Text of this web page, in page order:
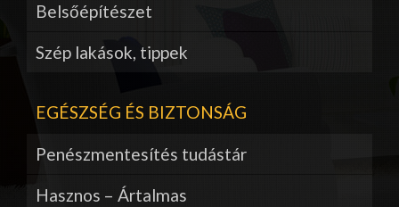
Belsőépítészet
Szép lakások, tippek
EGÉSZSÉG ÉS BIZTONSÁG
Penészmentesítés tudástár
Hasznos – Ártalmas